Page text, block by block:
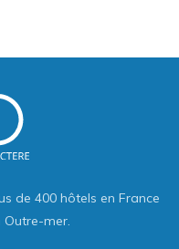
de 400 hôtels en France
mer.